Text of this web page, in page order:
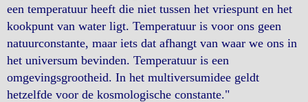
een temperatuur heeft die niet tussen het vriespunt en het
kookpunt van water ligt. Temperatuur is voor ons geen
natuurconstante, maar iets dat afhangt van waar we ons in
het universum bevinden. Temperatuur is een
omgevingsgrootheid. In het multiversumidee geldt
hetzelfde voor de kosmologische constante."